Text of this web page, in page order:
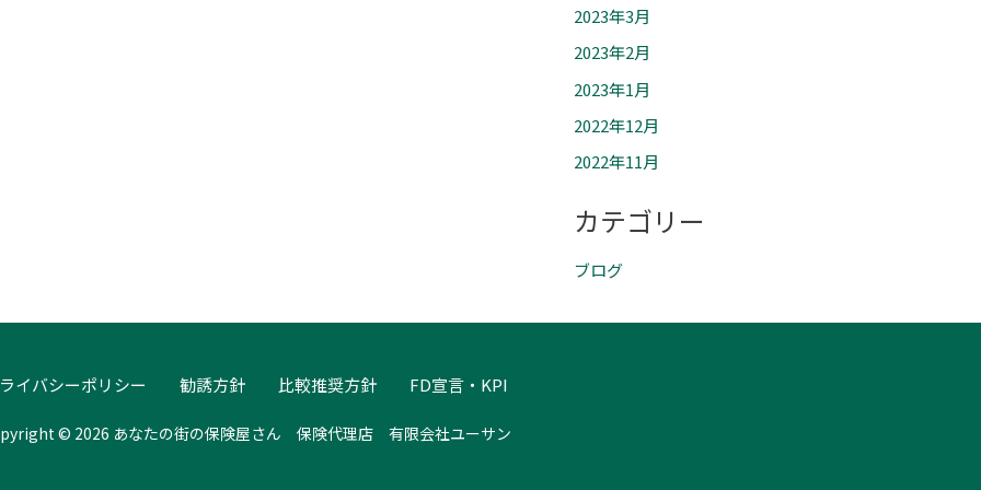
2023年3月
2023年2月
2023年1月
2022年12月
2022年11月
カテゴリー
ブログ
イバシーポリシー 勧誘方針 比較推奨方針 FD宣言・KPI
© 2026 あなたの街の保険屋さん 保険代理店 有限会社ユーサン